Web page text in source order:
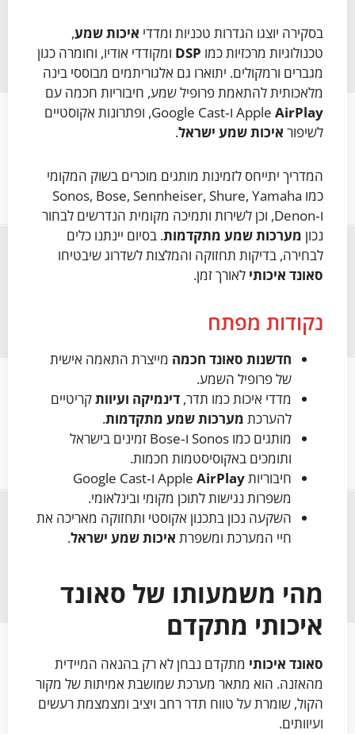
בסקירה יוצגו הגדרות טכניות ומדדי איכות שמע,
טכנולוגיות מרכזיות כמו DSP ומקודדי אודיו, וחומרה כגון
מגברים ורמקולים. יתוארו גם אלגוריתמים מבוססי בינה
מלאכותית להתאמת פרופיל שמע, חיבוריות חכמה עם
Apple AirPlay
ו‑Google Cast, ופתרונות אקוסטיים
לשיפור איכות שמע ישראל.
המדריך יתייחס לזמינות מותגים מוכרים בשוק המקומי
כמו Sonos, Bose, Sennheiser, Shure, Yamaha
ו‑Denon, וכן לשירות ותמיכה מקומית הנדרשים לבחור
נכון מערכות שמע מתקדמות. בסיום יינתנו כלים
לבחירה, בדיקות תחזוקה והמלצות לשדרוג שיבטיחו
סאונד איכותי לאורך זמן.
נקודות מפתח
חדשנות סאונד חכמה מייצרת התאמה אישית
של פרופיל השמע.
מדדי איכות כמו תדר, דינמיקה ועיוותקריטיים
להערכת מערכות שמע מתקדמות.
מותגים כמו Sonos ו‑Bose זמינים בישראל
ותומכים באקוסיסטמות חכמות.
חיבוריות AppleAirPlay
ו‑Google Cast
משפרות נגישות לתוכן מקומי ובינלאומי.
השקעה נכון בתכנון אקוסטי ותחזוקה מאריכה את
חיי המערכת ומשפרת איכות שמע ישראל.
מהי משמעותו של סאונד
איכותי מתקדם
סאונד איכותי מתקדם נבחן לא רק בהנאה המיידית
מהאזנה. הוא מתאר מערכת שמושבת אמיתות של מקור
הקול, שומרת על טווח תדר רחב ויציב ומצמצמת רעשים
ועיוותים.